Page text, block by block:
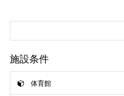
施設条件
体育館